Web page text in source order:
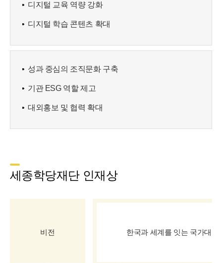
디지털 교육 역량 강화
디지털 학습 콘텐츠 확대
성과 중심의 조직문화 구축
기관 ESG 역할 제고
대외홍보 및 협력 확대
세종학당재단 인재상
비전 한국과 세계를 잇는 국가대